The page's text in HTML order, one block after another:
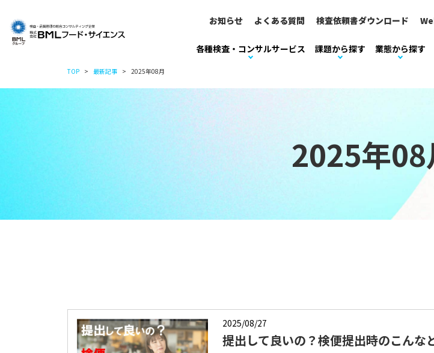
お知らせ よくある質問 検査依頼書ダウンロード
各種検査・コンサルサービス 課題から探す 業態から探す
TOP 最新記事 2025年08月
2025年
2025/08/27
提出して良いの？検便提出時のこんな